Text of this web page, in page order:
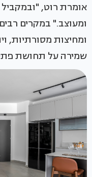
אומרת רוט,
ומעוצב." במקרים
ומחיצות מסורתיות,
שמירה על תחושת